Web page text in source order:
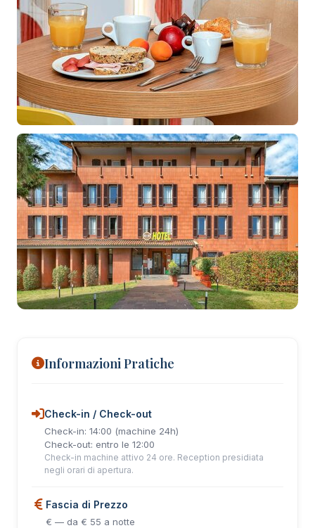
Informazioni Pratiche
Check-in / Check-out
Check-in: 14:00 (machine 24h)
Check-out: entro le 12:00
Check-in machine attivo 24 ore. Reception presidiata
negli orari di apertura.
Fascia di Prezzo
€ — da € 55 a notte